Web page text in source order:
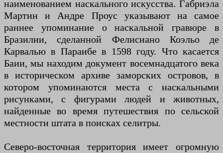
наименованием наскального искусства. Габриэла
Мартин и Андре Проус указывают на самое
раннее упоминание о наскальной гравюре в
Бразилии, сделанной Фелисиано Коэльо де
Карвалью в Параибе в 1598 году. Что касается
Баии, мы находим документ восемнадцатого века
в историческом архиве заморских островов, в
котором упоминаются места с наскальными
рисунками, с фигурами людей и животных,
найденные во время путешествия по сельской
местности штата в поисках селитры.
Северо-восточная территория имеет огромную